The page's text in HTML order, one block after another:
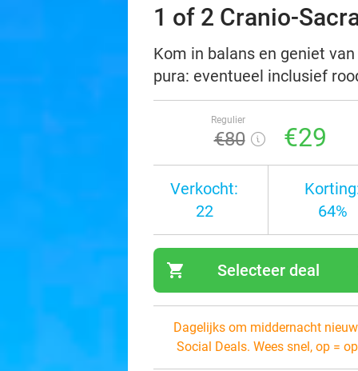
1 of 2 Cranio-
Kom in balans en geniet
pura: eventueel inclusief
Regulier
€80 €29
Verkocht:
22
64%
shopping_cart Selecteer deal
Dagelijks om middernacht
Social Deals. Wees snel, op =